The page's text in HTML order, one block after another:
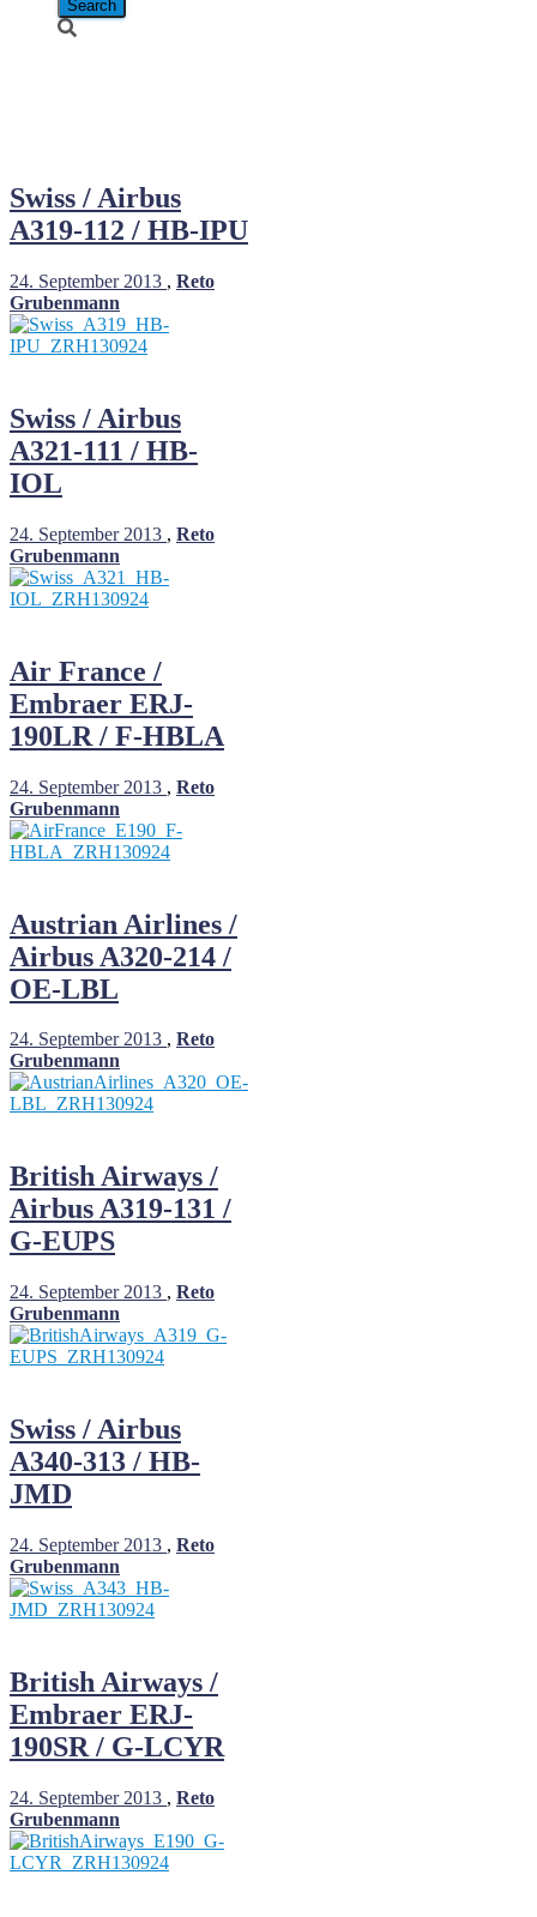
Swiss / Airbus
A319-112 / HB-IPU
24. September 2013 , Reto
Grubenmann
Swiss / Airbus
A321-111 / HB-
IOL
24. September 2013 , Reto
Grubenmann
Air France /
Embraer ERJ-
190LR / F-HBLA
24. September 2013 , Reto
Grubenmann
Austrian Airlines /
Airbus A320-214 /
OE-LBL
24. September 2013 , Reto
Grubenmann
British Airways /
Airbus A319-131 /
G-EUPS
24. September 2013 , Reto
Grubenmann
Swiss / Airbus
A340-313 / HB-
JMD
24. September 2013 , Reto
Grubenmann
British Airways /
Embraer ERJ-
190SR / G-LCYR
24. September 2013 , Reto
Grubenmann